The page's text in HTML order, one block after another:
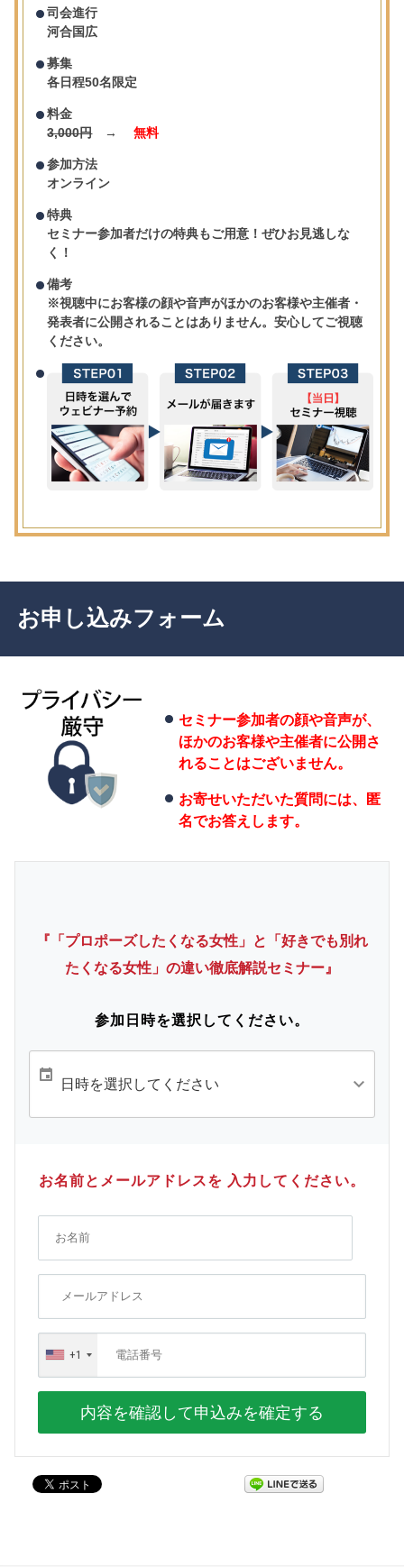
司会進行
河合国広
募集
各日程50名限定
料金
3,000円→無料
参加方法
オンライン
特典
セミナー参加者だけの特典もご用意！ぜひお見逃しな
く！
備考
※視聴中にお客様の顔や音声がほかのお客様や主催者・
発表者に公開されることはありません。安心してご視聴
ください。
お申し込みフォーム
セミナー参加者の顔や音声が、
ほかのお客様や主催者に公開さ
れることはございません。
お寄せいただいた質問には、匿
名でお答えします。
『「プロポーズしたくなる女性」と「好きでも別れ
たくなる女性」の違い徹底解説セミナー』
参加日時を選択してください。
お名前とメールアドレスを 入力してください。
+1
内容を確認して申込みを確定する